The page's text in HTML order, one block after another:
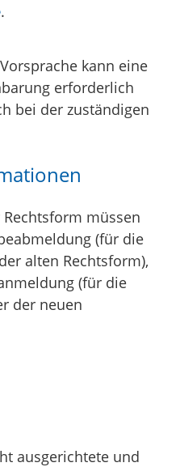
.
kann eine
erforderlich
bei der zuständigen
müssen
(für die
alten Rechtsform),
(für die
der neuen
ausgerichtete und